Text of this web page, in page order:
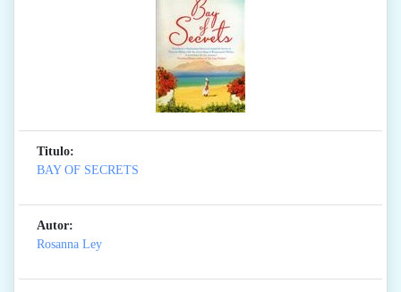
Titulo:
BAY OF SECRETS
Autor:
Rosanna Ley